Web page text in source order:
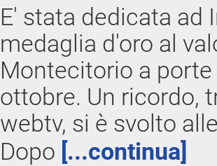
E' stata dedicata ad
medaglia d'oro al
Montecitorio a
ottobre. Un ricordo,
webtv, si è svolto
Dopo [...continua]